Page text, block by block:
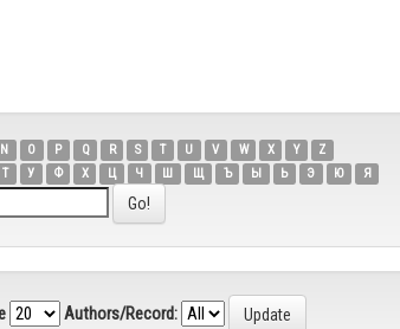
N O P Q R S T U V W X Y
Z
Т У Ф Х Ц Ч Ш Щ Ъ Ы Ь Э Ю Я
Authors/Record: